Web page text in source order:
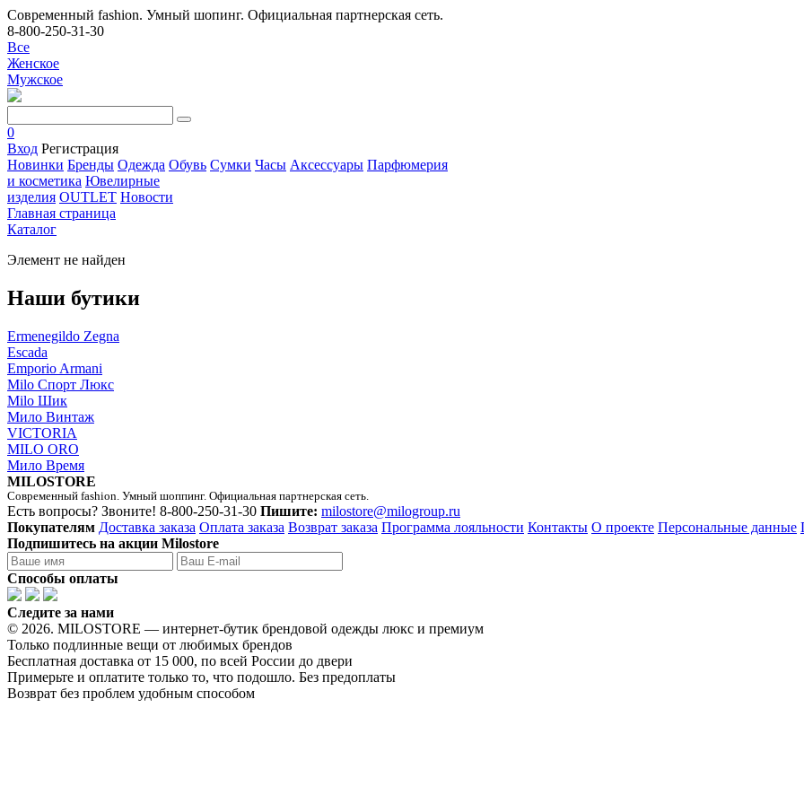
Современный fashion. Умный шопинг. Официальная партнерская сеть.
8-800-250-31-30
Все
Женское
Мужское
0
Вход Регистрация
Новинки Бренды Одежда Обувь Сумки Часы Аксессуары Парфюмерия
и косметика Ювелирные
изделия OUTLET Новости
Главная страница
Каталог
Элемент не найден
Наши бутики
Ermenegildo Zegna
Escada
Emporio Armani
Milo Спорт Люкс
Milo Шик
Мило Винтаж
VICTORIA
MILO ORO
Мило Время
MILOSTORE
Современный fashion. Умный шоппинг. Официальная партнерская сеть.
Есть вопросы? Звоните! 8-800-250-31-30 Пишите: milostore@milogroup.ru
Покупателям Доставка заказа Оплата заказа Возврат заказа Программа лояльности Контакты О проекте Персональные данные
Подпишитесь на акции Milostore
Способы оплаты
Следите за нами
© 2026. MILOSTORE — интернет-бутик брендовой одежды люкс и премиум
Только подлинные вещи от любимых брендов
Бесплатная доставка от 15 000, по всей России до двери
Примерьте и оплатите только то, что подошло. Без предоплаты
Возврат без проблем удобным способом